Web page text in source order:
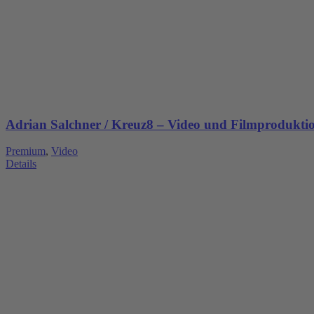
Adrian Salchner / Kreuz8 – Video und
Premium, Video
Details